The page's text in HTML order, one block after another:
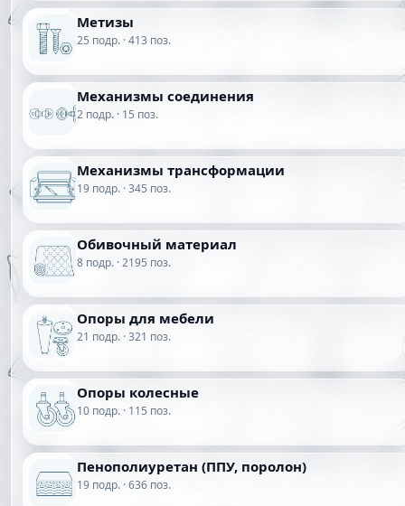
Метизы
25 подр. · 413 поз.
Механизмы соединения
2 подр. · 15 поз.
Механизмы трансформации
19 подр. · 345 поз.
Обивочный материал
8 подр. · 2195 поз.
Опоры для мебели
21 подр. · 321 поз.
Опоры колесные
10 подр. · 115 поз.
Пенополиуретан (ППУ, поролон)
19 подр. · 636 поз.